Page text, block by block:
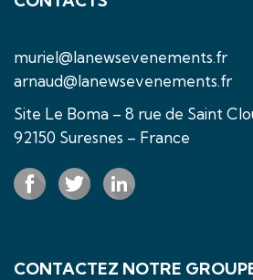
muriel@lanewsevenements.fr
arnaud@lanewsevenements.fr
Site Le Boma – 8 rue de Saint
92150 Suresnes – France
CONTACTEZ NOTRE